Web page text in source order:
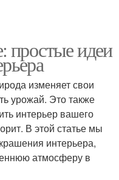
простые идеи
изменяет свои
урожай. Это также
интерьер вашего
В этой статье мы
интерьера,
атмосферу в